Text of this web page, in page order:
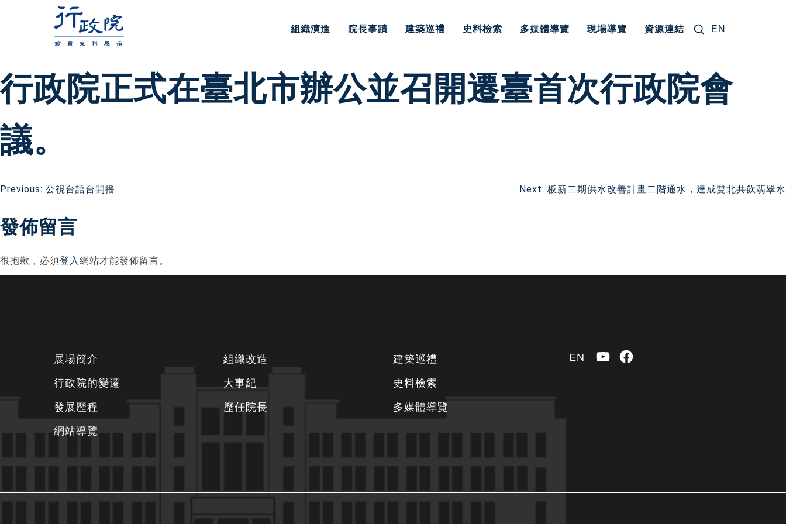
內
容
組織演進 院長事蹟 建築巡禮 史料檢索 多媒體導覽 現場導覽 資源連結 EN
行政院正式在臺北市辦公並召開遷臺首次行政院會
議。
文
章
導
Previous: 公視台語台開播 Next: 板新二期供水改善計畫二階通水，達成雙北共飲翡翠水
發佈留言
很抱歉，必須登入網站才能發佈留言。
展場簡介
行政院的變遷
發展歷程
網站導覽
組織改造
大事紀
歷任院長
建築巡禮
史料檢索
多媒體導覽
EN YouTubeFacebook